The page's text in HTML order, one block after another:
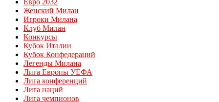
Евро 2032
Женский Милан
Игроки Милана
Клуб Милан
Конкурсы
Кубок Италии
Кубок Конфедераций
Легенды Милана
Лига Европы УЕФА
Лига конференций
Лига наций
Лига чемпионов